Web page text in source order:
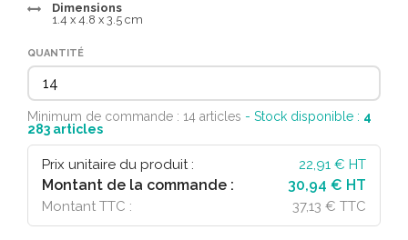
Dimensions
1.4 x 4.8 x 3.5 cm
QUANTITÉ
Minimum de commande : 14 articles - Stock disponible : 4
283 articles
Prix unitaire du produit : 22,91 € HT
Montant de la commande : 30,94 € HT
Montant TTC : 37,13 € TTC